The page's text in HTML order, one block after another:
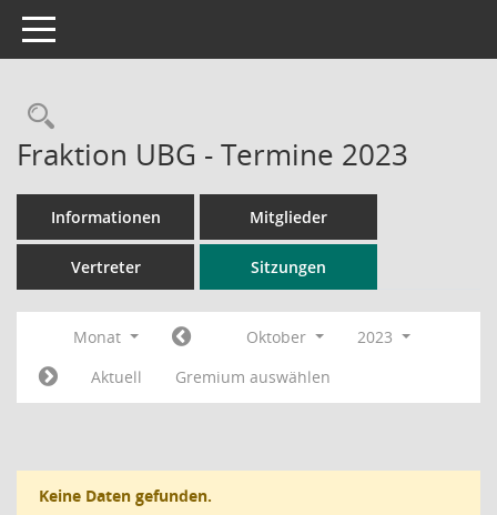
Toggle navigation
Rechercheauswahl
Fraktion UBG - Termine 2023
Informationen Mitglieder
Vertreter Sitzungen
Monat Oktober
2023
Aktuell
Gremium auswählen
Keine Daten gefunden.